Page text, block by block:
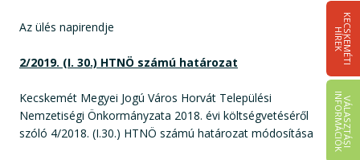
K
E
C
S
K
E
M
É
T
I
HÍ
R
E
K
V
Á
L
A
S
Z
T
Á
S
I
IN
F
O
R
M
Á
C
I
Ó
K
Az ülés napirendje
2/2019. (I. 30.) HTNÖ számú határozat
Kecskemét Megyei Jogú Város Horvát Települési
Nemzetiségi Önkormányzata 2018. évi költségvetéséről
szóló 4/2018. (I.30.) HTNÖ számú határozat módosítása